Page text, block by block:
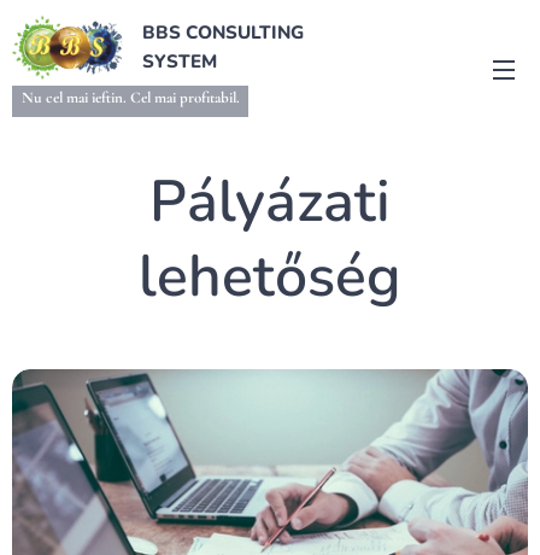
BBS CONSULTING
SYSTEM
Nu cel mai ieftin. Cel mai profitabil.
Pályázati
lehetőség